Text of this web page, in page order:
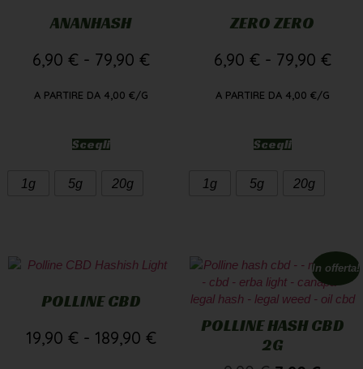
ANANHASH
6,90 € - 79,90 €
A PARTIRE DA 4,00 €/G
Scegli
1g 5g 20g
ZERO ZERO
6,90 € - 79,90 €
A PARTIRE DA 4,00 €/G
Scegli
1g 5g 20g
POLLINE CBD
19,90 € - 189,90 €
In offerta!
POLLINE HASH CBD
2G